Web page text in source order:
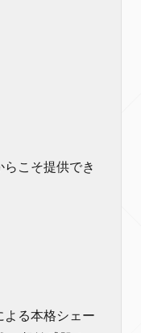
こそ提供でき
よる本格シェー